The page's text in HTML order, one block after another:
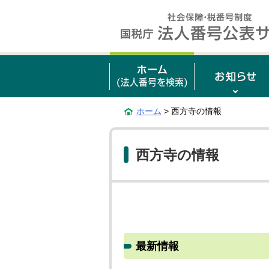
ホーム > 西方寺の情報
西方寺の情報
最新情報